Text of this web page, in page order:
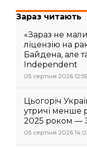
Зараз читають
«Зараз не
ліцензію на
Байдена, але
Independent
05 серпня 2026 12:59
Цьогоріч
утричі менше
2025 роком —
05 серпня 2026